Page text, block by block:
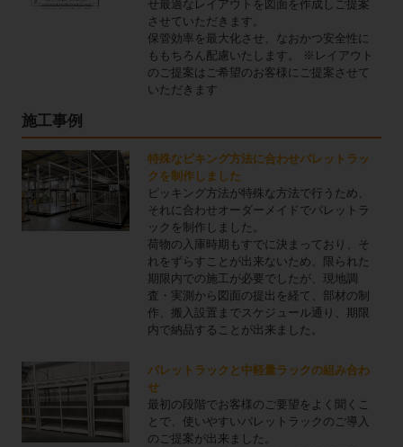
せ最適なレイアウトを図面を作成しご提案
させていただきます。
保管効率を最大化させ、なおかつ安全性に
ももちろん配慮いたします。 ※レイアウト
のご提案はご希望のお客様にご提案させて
いただきます
施工事例
特殊なピキング方法に合わせパレットラッ
クを制作しました
ピッキング方法が特殊な方法で行うため、
それに合わせオーダーメイドでパレットラ
ックを制作しました。
荷物の入庫時期もすでに決まっており、そ
れをずらすことが出来ないため、限られた
期限内での施工が必要でしたが、現地調
査・実測から図面の提出を経て、部材の制
作、搬入設置までスケジュール通り、期限
内で納品することが出来ました。
パレットラックと中軽量ラックの組み合わ
せ
最初の段階でお客様のご要望をよく聞くこ
とで、使いやすいパレットラックのご導入
のご提案が出来ました。